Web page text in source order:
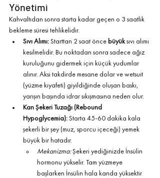
Yönetimi
Kahvaltıdan sonra starta kadar geçen o 3 saatlik
bekleme süresi tehlikelidir.
Sıvı Alımı: Starttan 2 saat önce büyük sıvı alımı
kesilmelidir. Bu noktadan sonra sadece ağız
kuruluğunu gidermek için küçük yudumlar
alınır. Aksi takdirde mesane dolar ve wetsuit
(yüzme kıyafeti) giyildiğinde oluşan baskı,
yarışın başında idrar sıkışmasına neden olur.
Kan Şekeri Tuzağı (Rebound
Hypoglycemia): Starta 45-60 dakika kala
şekerli bir şey (muz, sporcu içeceği) yemek
büyük bir hatadır.
Mekanizma: Şekeri yediğinizde İnsülin
hormonu yükselir. Tam yüzmeye
başlarken İnsülin hala kanda yüksektir